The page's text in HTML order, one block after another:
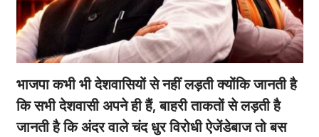
भाजपा कभी भी देशवासियों से नहीं लड़ती क्योंकि जानती है
कि सभी देशवासी अपने ही हैं, बाहरी ताकतों से लड़ती है
जानती है कि अंदर वाले चंद धुर विरोधी ऐजेंडेबाज तो बस